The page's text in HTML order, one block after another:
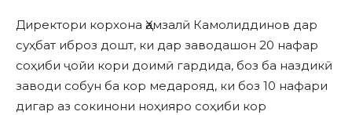
Директори корхона Ҳамзалӣ Камолиддинов дар
суҳбат иброз дошт, ки дар заводашон 20 нафар
соҳиби ҷойи кори доимӣ гардида, боз ба наздикӣ
заводи собун ба кор медарояд, ки боз 10 нафари
дигар аз сокинони ноҳияро соҳиби кор